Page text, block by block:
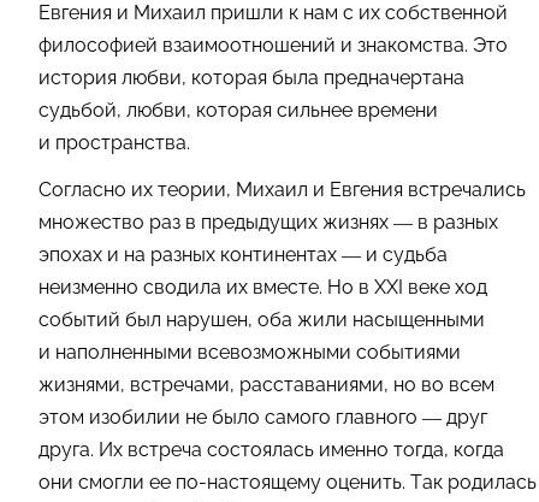
Евгения и Михаил пришли к нам с их собственной
философией взаимоотношений и знакомства. Это
история любви, которая была предначертана
судьбой, любви, которая сильнее времени
и пространства.
Согласно их теории, Михаил и Евгения встречались
множество раз в предыдущих жизнях — в разных
эпохах и на разных континентах — и судьба
неизменно сводила их вместе. Но в XXI веке ход
событий был нарушен, оба жили насыщенными
и наполненными всевозможными событиями
жизнями, встречами, расставаниями, но во всем
этом изобилии не было самого главного — друг
друга. Их встреча состоялась именно тогда, когда
они смогли ее по-настоящему оценить. Так родилась